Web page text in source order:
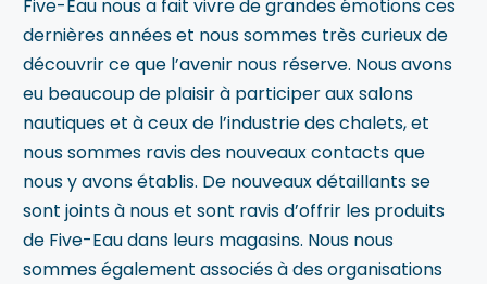
Five-Eau nous a fait vivre de grandes émotions ces
dernières années et nous sommes très curieux de
découvrir ce que l’avenir nous réserve. Nous avons
eu beaucoup de plaisir à participer aux salons
nautiques et à ceux de l’industrie des chalets, et
nous sommes ravis des nouveaux contacts que
nous y avons établis. De nouveaux détaillants se
sont joints à nous et sont ravis d’offrir les produits
de Five-Eau dans leurs magasins. Nous nous
sommes également associés à des organisations